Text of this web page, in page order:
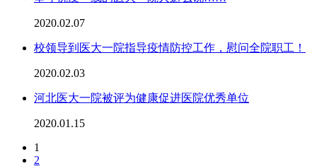
2020.02.07
校领导到医大一院指导疫情防控工作，慰问全院职工！
2020.02.03
河北医大一院被评为健康促进医院优秀单位
2020.01.15
1
2